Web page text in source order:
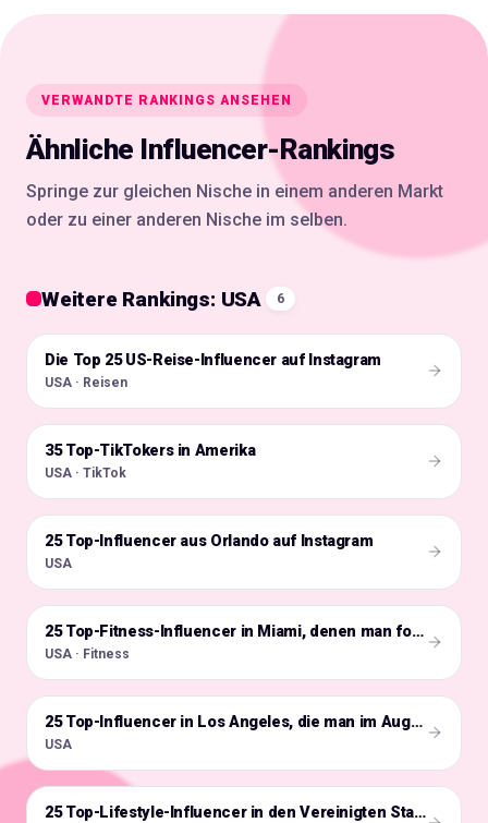
VERWANDTE RANKINGS ANSEHEN
Ähnliche Influencer-Rankings
Springe zur gleichen Nische in einem anderen Markt
oder zu einer anderen Nische im selben.
Weitere Rankings: USA 6
🇺🇸
Die Top 25 US-Reise-Influencer auf Instagram
USA · Reisen
🇺🇸
35 Top-TikTokers in Amerika
USA · TikTok
🇺🇸
25 Top-Influencer aus Orlando auf Instagram
USA
🇺🇸 25 Top-Fitness-Influencer in Miami, denen man folgen sollte
USA · Fitness
🇺🇸 25 Top-Influencer in Los Angeles, die man im Auge behalten sollte
USA
🇺🇸 25 Top-Lifestyle-Influencer in den Vereinigten Staaten